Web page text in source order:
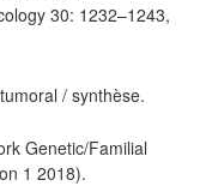
30: 1232–1243,
/ synthèse.
Genetic/Familial
1 2018).